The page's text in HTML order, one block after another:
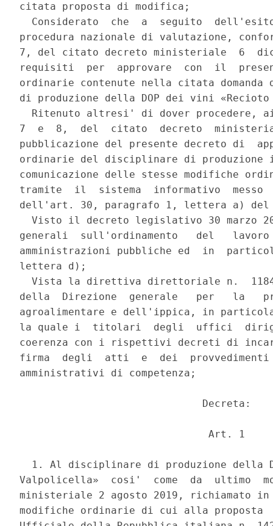
citata proposta di modifica;
Considerato  che  a  seguito
procedura nazionale di valutazione,
7, del citato decreto ministeriale  6
requisiti  per  approvare  con  il
ordinarie contenute nella citata
di produzione della DOP dei vini
Ritenuto altresi' di dover procedere,
7  e  8,  del  citato  decreto
pubblicazione del presente decreto di
ordinarie del disciplinare di produzione
comunicazione delle stesse modifiche
tramite  il  sistema  informativo
dell'art. 30, paragrafo 1, lettera a) del
Visto il decreto legislativo 30 marzo
generali  sull'ordinamento   del
amministrazioni pubbliche ed  in
lettera d);
Vista la direttiva direttoriale n.
della  Direzione  generale   per   la
agroalimentare e dell'ippica, in
la quale i  titolari  degli  uffici
coerenza con i rispettivi decreti di
firma  degli  atti  e  dei
amministrativi di competenza;
                              Decreta:
                               Art. 1
1. Al disciplinare di produzione della
Valpolicella»  cosi'  come  da  ultimo
ministeriale 2 agosto 2019, richiamato in
modifiche ordinarie di cui alla proposta